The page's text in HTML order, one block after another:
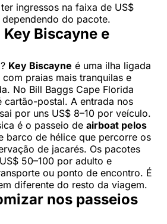
ingressos na faixa de US$
do pacote.
Biscayne e
Key Biscayne é uma ilha ligada
praias mais tranquilas e
No Bill Baggs Cape Florida
cartão-postal. A entrada nos
por uns US$ 8–10 por veículo.
é o passeio de airboat pelos
barco de hélice que percorre os
de jacarés. Os pacotes
50–100 por adulto e
ou ponto de encontro. É
diferente do resto da viagem.
nos passeios